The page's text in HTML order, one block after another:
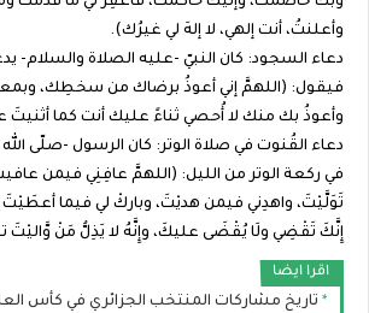
وأعلنتُ، أنت إلهي، لا إلهَ لي غيرُك).
دعاء السجود: كان النبيّ -عليه الصلاة والسلام-
فيقول: (اللهمَّ إني أعوذُ برضاك من سخطِك،
وأعوذُ بك منك لا أُحصي ثناءً عليك أنت كما
دعاء القُنوت في صلاة الوتر: كان الرسول -صلّى
في ركعة الوتر من الليل: (اللهمَّ عافِنِي فيمن
تَوَلَّيْتَ، واهدِني فيمن هديْتَ، وباركْ لي فيما
إِنَّكَ تَقْضِي ولَا يُقْضَى عليكَ، وإِنَّهُ لا يَذِلُّ مَنْ وَّاليْتَ
اقرا ايضا
تاريخ مشاركات المنتخب الجزائري في كأس العالم: إنجازات وأسرار